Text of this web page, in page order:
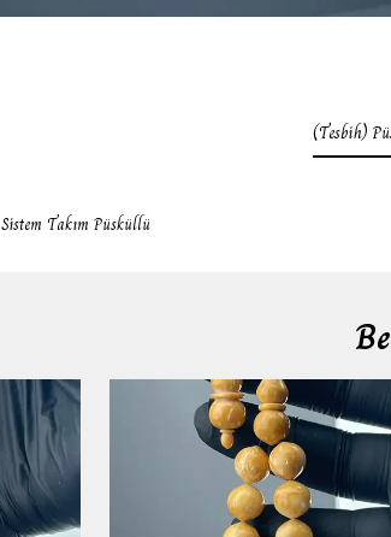
(Tesbih)
Sistem Takım Püsküllü